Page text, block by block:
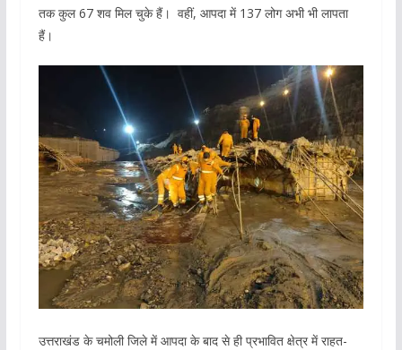
तक कुल 67 शव मिल चुके हैं। वहीं, आपदा में 137 लोग अभी भी लापता
हैं।
उत्तराखंड के चमोली जिले में आपदा के बाद से ही प्रभावित क्षेत्र में राहत-